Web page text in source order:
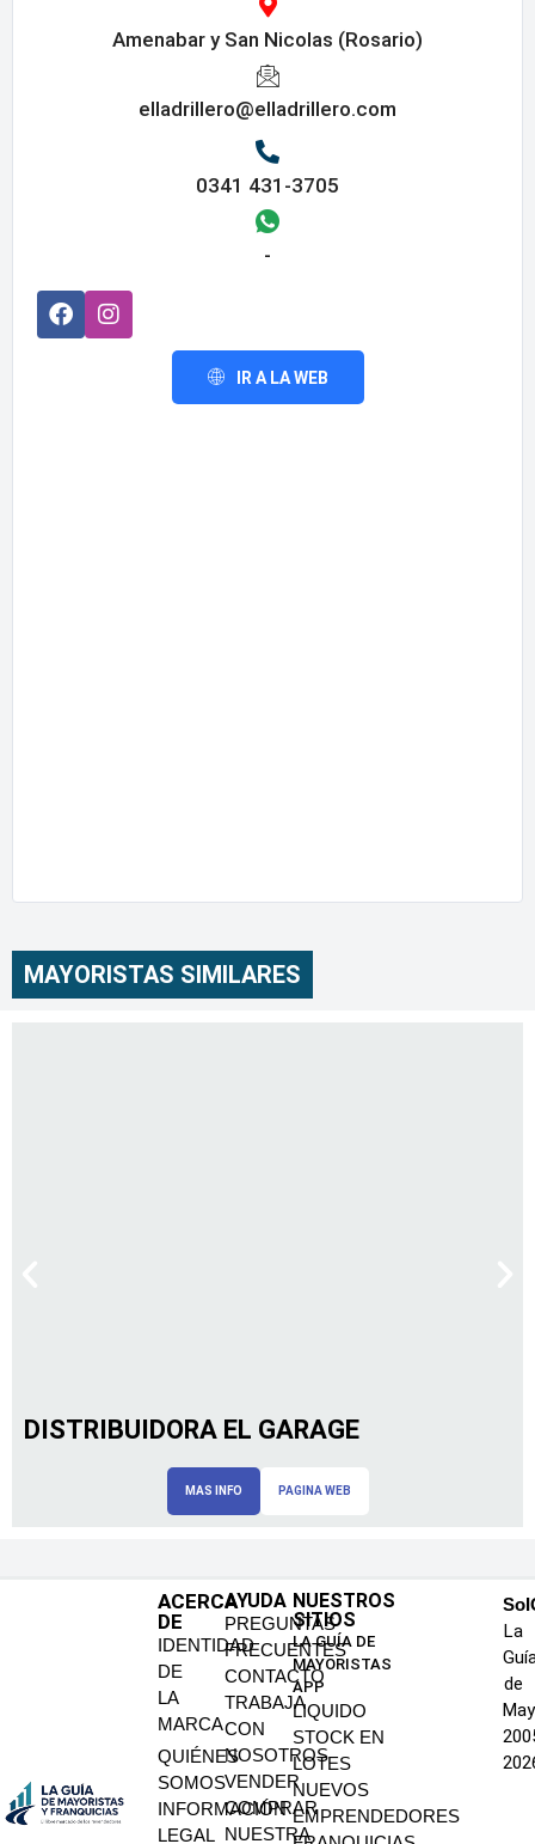
Amenabar y San Nicolas (Rosario)
elladrillero@elladrillero.com
0341 431-3705
-
IR A LA WEB
MAYORISTAS SIMILARES
DISTRIBUIDORA EL GARAGE
MAS INFO PAGINA WEB
ACERCA
DE
IDENTIDAD
DE
LA
MARCA
QUIÉNES
SOMOS
INFORMACIÓN
LEGAL
AYUDA
PREGUNTAS
FRECUENTES
CONTACTO
TRABAJA
CON
NOSOTROS
VENDER
COMPRAR
NUESTRA
NUESTROS
SITIOS
LA GUÍA DE
MAYORISTAS
APP
LIQUIDO
STOCK EN
LOTES
NUEVOS
EMPRENDEDORES
La
de